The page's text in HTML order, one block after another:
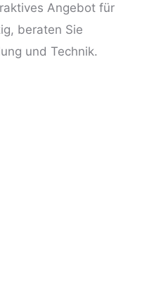
Angebot für
beraten Sie
und Technik.